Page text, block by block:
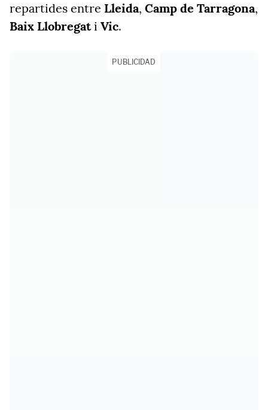
repartides entre Lleida, Camp de Tarragona,
Baix Llobregati Vic.
PUBLICIDAD